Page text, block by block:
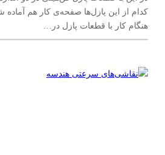
کدام از این پازل‌ها صفحه‌ی کار هم
هنگام کار با قطعات پازل در…